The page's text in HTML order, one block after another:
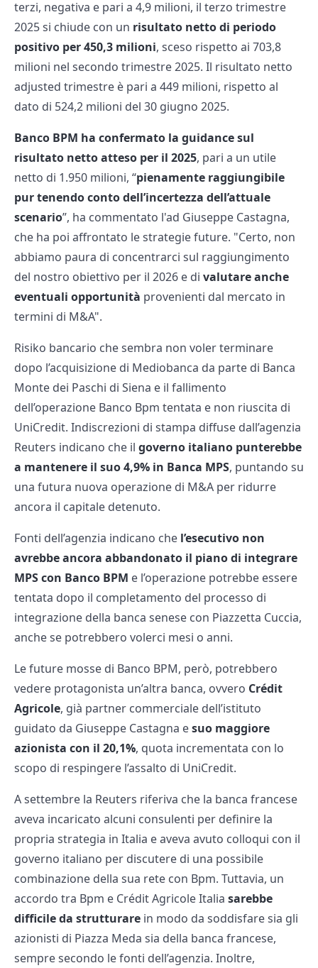
terzi, negativa e pari a 4,9 milioni, il terzo trimestre
2025 si chiude con un risultato netto di periodo
positivo per 450,3 milioni, sceso rispetto ai 703,8
milioni nel secondo trimestre 2025. Il risultato netto
adjusted trimestre è pari a 449 milioni, rispetto al
dato di 524,2 milioni del 30 giugno 2025.
Banco BPM ha confermato la guidance sul
risultato netto atteso per il 2025, pari a un utile
netto di 1.950 milioni, “pienamente raggiungibile
pur tenendo conto dell’incertezza dell’attuale
scenario”, ha commentato l'ad Giuseppe Castagna,
che ha poi affrontato le strategie future. "Certo, non
abbiamo paura di concentrarci sul raggiungimento
del nostro obiettivo per il 2026 e di valutare anche
eventuali opportunità provenienti dal mercato in
termini di M&A".
Risiko bancario che sembra non voler terminare
dopo l’acquisizione di Mediobanca da parte di Banca
Monte dei Paschi di Siena e il fallimento
dell’operazione Banco Bpm tentata e non riuscita di
UniCredit. Indiscrezioni di stampa diffuse dall’agenzia
Reuters indicano che il governo italiano punterebbe
a mantenere il suo 4,9% in Banca MPS, puntando su
una futura nuova operazione di M&A per ridurre
ancora il capitale detenuto.
Fonti dell’agenzia indicano che l’esecutivo non
avrebbe ancora abbandonato il piano di integrare
MPS con Banco BPM e l’operazione potrebbe essere
tentata dopo il completamento del processo di
integrazione della banca senese con Piazzetta Cuccia,
anche se potrebbero volerci mesi o anni.
Le future mosse di Banco BPM, però, potrebbero
vedere protagonista un’altra banca, ovvero Crédit
Agricole, già partner commerciale dell’istituto
guidato da Giuseppe Castagna esuo maggiore
azionista con il 20,1%, quota incrementata con lo
scopo di respingere l’assalto di UniCredit.
A settembre la Reuters riferiva che la banca francese
aveva incaricato alcuni consulenti per definire la
propria strategia in Italia e aveva avuto colloqui con il
governo italiano per discutere di una possibile
combinazione della sua rete con Bpm. Tuttavia, un
accordo tra Bpm e Crédit Agricole Italia sarebbe
difficile da strutturare in modo da soddisfare sia gli
azionisti di Piazza Meda sia della banca francese,
sempre secondo le fonti dell’agenzia. Inoltre,